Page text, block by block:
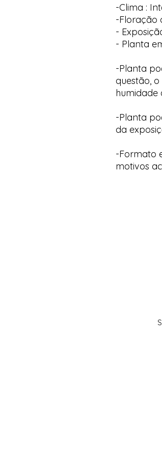
-Clima :
-Floração
-
- Planta
-Planta
questão,
humidade
-Planta
da
-Formato
motivos